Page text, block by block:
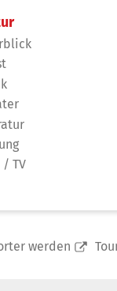
/ TV
werden